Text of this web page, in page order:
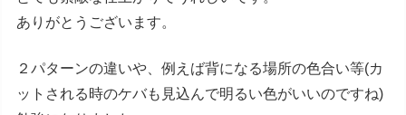
ありがとうございます。
２パターンの違いや、例えば背になる場所の色合い等(カ
ットされる時のケバも見込んで明るい色がいいのですね)